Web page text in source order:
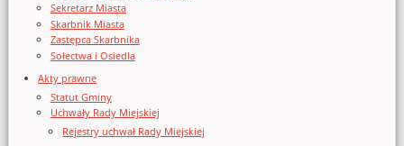
Sekretarz Miasta
Skarbnik Miasta
Zastępca Skarbnika
Sołectwa i Osiedla
Akty prawne
Statut Gminy
Uchwały Rady Miejskiej
Rejestry uchwał Rady Miejskiej